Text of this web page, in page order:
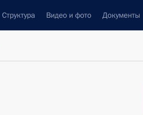
Структура Видео и фото Документы